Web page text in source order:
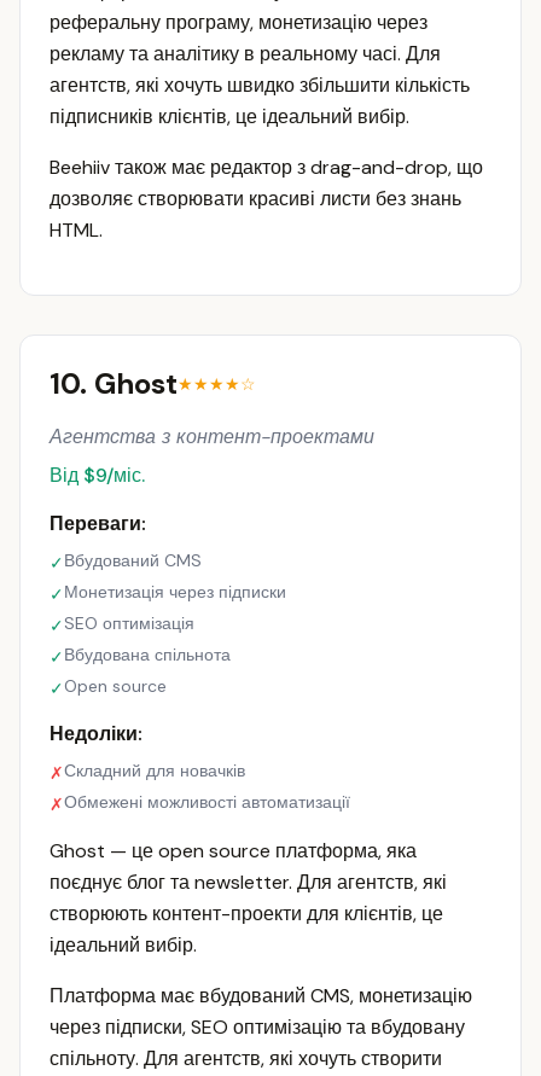
реферальну програму, монетизацію через
рекламу та аналітику в реальному часі. Для
агентств, які хочуть швидко збільшити кількість
підписників клієнтів, це ідеальний вибір.
Beehiiv також має редактор з drag-and-drop, що
дозволяє створювати красиві листи без знань
HTML.
10. Ghost★★★★☆
Агентства з контент-проектами
Від $9/міс.
Переваги:
✓Вбудований CMS
✓Монетизація через підписки
✓SEO оптимізація
✓Вбудована спільнота
✓Open source
Недоліки:
✗Складний для новачків
✗Обмежені можливості автоматизації
Ghost — це open source платформа, яка
поєднує блог та newsletter. Для агентств, які
створюють контент-проекти для клієнтів, це
ідеальний вибір.
Платформа має вбудований CMS, монетизацію
через підписки, SEO оптимізацію та вбудовану
спільноту. Для агентств, які хочуть створити